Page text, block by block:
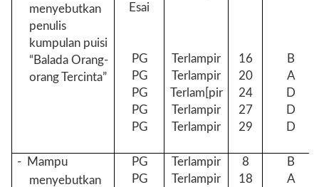
menyebutkan
penulis
kumpulan puisi
“Balada Orang-
orang Tercinta”
Esai
PG
PG
PG
PG
PG
Terlampir
Terlampir
Terlam[pir
Terlampir
Terlampir
16
20
24
27
29
B
A
D
D
D
-
Mampu
menyebutkan
PG
PG
Terlampir
Terlampir
8
18
B
A